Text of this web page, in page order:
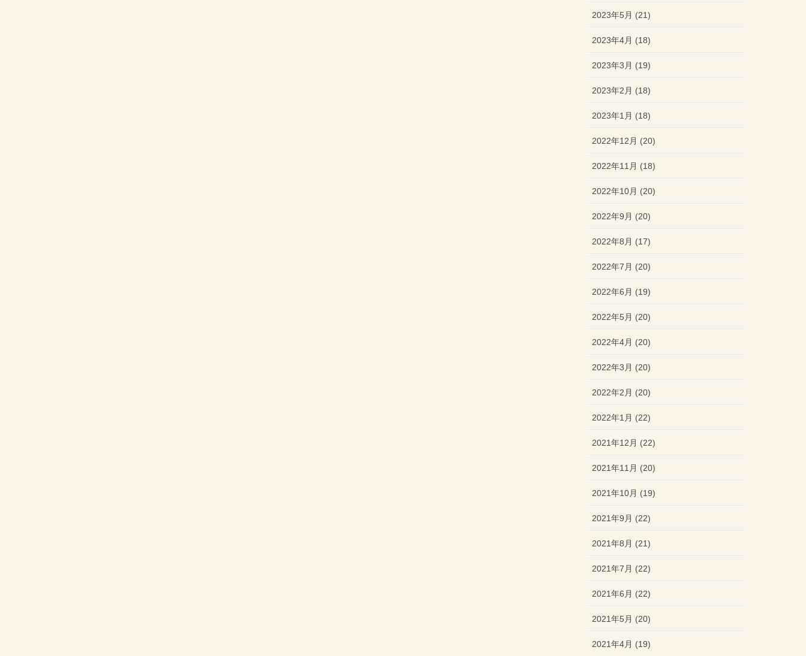
2023年5月 (21)
2023年4月 (18)
2023年3月 (19)
2023年2月 (18)
2023年1月 (18)
2022年12月 (20)
2022年11月 (18)
2022年10月 (20)
2022年9月 (20)
2022年8月 (17)
2022年7月 (20)
2022年6月 (19)
2022年5月 (20)
2022年4月 (20)
2022年3月 (20)
2022年2月 (20)
2022年1月 (22)
2021年12月 (22)
2021年11月 (20)
2021年10月 (19)
2021年9月 (22)
2021年8月 (21)
2021年7月 (22)
2021年6月 (22)
2021年5月 (20)
2021年4月 (19)